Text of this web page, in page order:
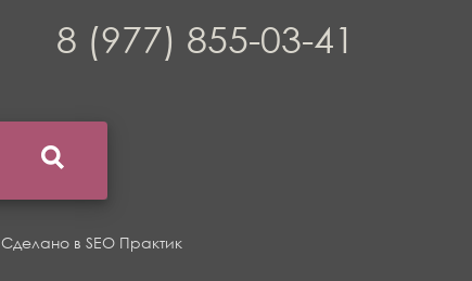
8 (977) 855-03-41
Сделано в SEO Практик